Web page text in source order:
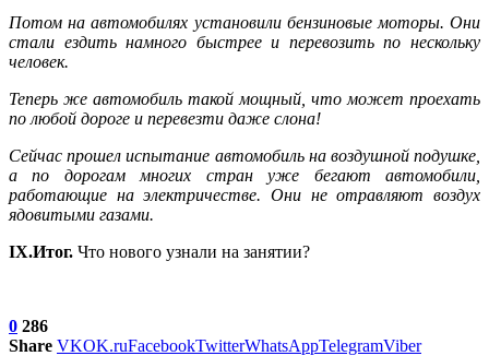
Потом на автомобилях установили бензиновые моторы. Они
стали ездить намного быстрее и перевозить по нескольку
человек.
Теперь же автомобиль такой мощный, что может проехать
по любой дороге и перевезти даже слона!
Сейчас прошел испытание автомобиль на воздушной подушке,
а по дорогам многих стран уже бегают автомобили,
работающие на электричестве. Они не отравляют воздух
ядовитыми газами.
IX.Итог. Что нового узнали на занятии?
0 286
Share VKOK.ruFacebookTwitterWhatsAppTelegramViber